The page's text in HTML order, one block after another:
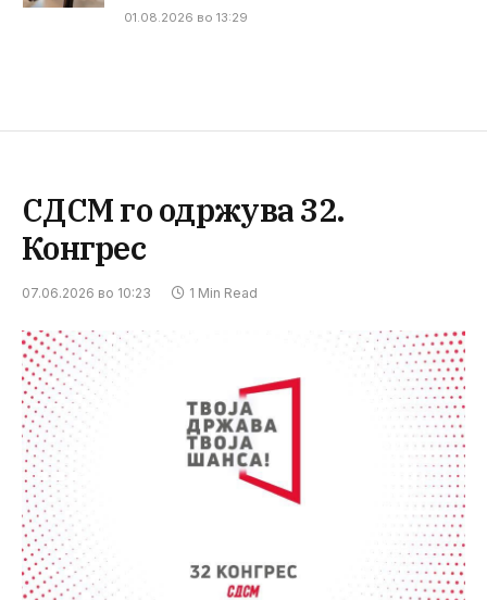
01.08.2026 во 13:29
СДСМ го одржува 32.
Конгрес
07.06.2026 во 10:23 1 Min Read